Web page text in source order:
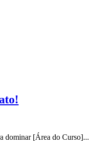
dominar [Área do Curso]...